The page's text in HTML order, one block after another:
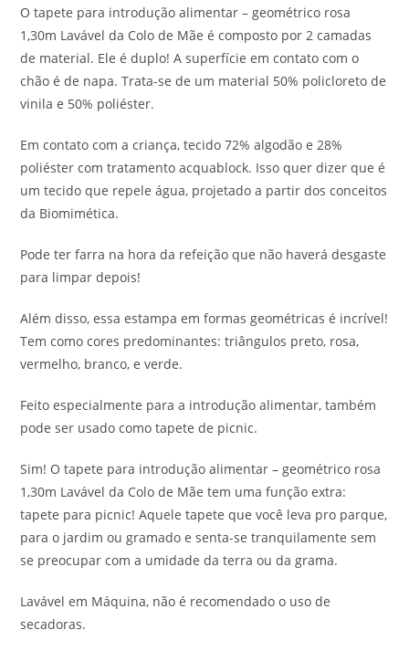
O tapete para introdução alimentar – geométrico rosa
1,30m Lavável da Colo de Mãe é composto por 2 camadas
de material. Ele é duplo! A superfície em contato com o
chão é de napa. Trata-se de um material 50% policloreto de
vinila e 50% poliéster.
Em contato com a criança, tecido 72% algodão e 28%
poliéster com tratamento acquablock. Isso quer dizer que é
um tecido que repele água, projetado a partir dos conceitos
da Biomimética.
Pode ter farra na hora da refeição que não haverá desgaste
para limpar depois!
Além disso, essa estampa em formas geométricas é incrível!
Tem como cores predominantes: triângulos preto, rosa,
vermelho, branco, e verde.
Feito especialmente para a introdução alimentar, também
pode ser usado como tapete de picnic.
Sim! O tapete para introdução alimentar – geométrico rosa
1,30m Lavável da Colo de Mãe tem uma função extra:
tapete para picnic! Aquele tapete que você leva pro parque,
para o jardim ou gramado e senta-se tranquilamente sem
se preocupar com a umidade da terra ou da grama.
Lavável em Máquina, não é recomendado o uso de
secadoras.